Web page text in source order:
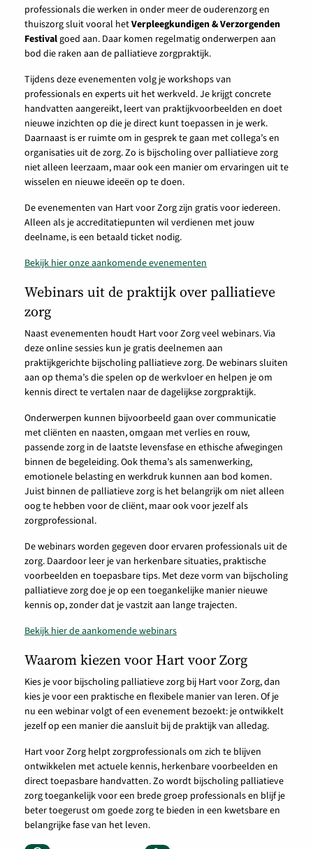
professionals die werken in onder meer de ouderenzorg en
thuiszorg sluit vooral hetVerpleegkundigen & Verzorgenden
Festivalgoed aan. Daar komen regelmatig onderwerpen aan
bod die raken aan de palliatieve zorgpraktijk.
Tijdens deze evenementen volg je workshops van
professionals en experts uit het werkveld. Je krijgt concrete
handvatten aangereikt, leert van praktijkvoorbeelden en doet
nieuwe inzichten op die je direct kunt toepassen in je werk.
Daarnaast is er ruimte om in gesprek te gaan met collega’s en
organisaties uit de zorg. Zo is bijscholing over palliatieve zorg
niet alleen leerzaam, maar ook een manier om ervaringen uit te
wisselen en nieuwe ideeën op te doen.
De evenementen van Hart voor Zorg zijn gratis voor iedereen.
Alleen als je accreditatiepunten wil verdienen met jouw
deelname, is een betaald ticket nodig.
Bekijk hier onze aankomende evenementen
Webinars uit de praktijk over palliatieve
zorg
Naast evenementen houdt Hart voor Zorg veel webinars. Via
deze online sessies kun je gratis deelnemen aan
praktijkgerichte bijscholing palliatieve zorg. De webinars sluiten
aan op thema’s die spelen op de werkvloer en helpen je om
kennis direct te vertalen naar de dagelijkse zorgpraktijk.
Onderwerpen kunnen bijvoorbeeld gaan over communicatie
met cliënten en naasten, omgaan met verlies en rouw,
passende zorg in de laatste levensfase en ethische afwegingen
binnen de begeleiding. Ook thema’s als samenwerking,
emotionele belasting en werkdruk kunnen aan bod komen.
Juist binnen de palliatieve zorg is het belangrijk om niet alleen
oog te hebben voor de cliënt, maar ook voor jezelf als
zorgprofessional.
De webinars worden gegeven door ervaren professionals uit de
zorg. Daardoor leer je van herkenbare situaties, praktische
voorbeelden en toepasbare tips. Met deze vorm van bijscholing
palliatieve zorg doe je op een toegankelijke manier nieuwe
kennis op, zonder dat je vastzit aan lange trajecten.
Bekijk hier de aankomende webinars
Waarom kiezen voor Hart voor Zorg
Kies je voor bijscholing palliatieve zorg bij Hart voor Zorg, dan
kies je voor een praktische en flexibele manier van leren. Of je
nu een webinar volgt of een evenement bezoekt: je ontwikkelt
jezelf op een manier die aansluit bij de praktijk van alledag.
Hart voor Zorg helpt zorgprofessionals om zich te blijven
ontwikkelen met actuele kennis, herkenbare voorbeelden en
direct toepasbare handvatten. Zo wordt bijscholing palliatieve
zorg toegankelijk voor een brede groep professionals en blijf je
beter toegerust om goede zorg te bieden in een kwetsbare en
belangrijke fase van het leven.